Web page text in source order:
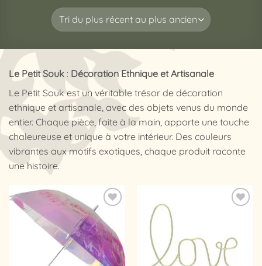
Le Petit Souk : Décoration Ethnique et Artisanale
Le Petit Souk est un véritable trésor de décoration
ethnique et artisanale, avec des objets venus du monde
entier. Chaque pièce, faite à la main, apporte une touche
chaleureuse et unique à votre intérieur. Des couleurs
vibrantes aux motifs exotiques, chaque produit raconte
une histoire.
Ajouter
à la
liste
d’envies
d’envies